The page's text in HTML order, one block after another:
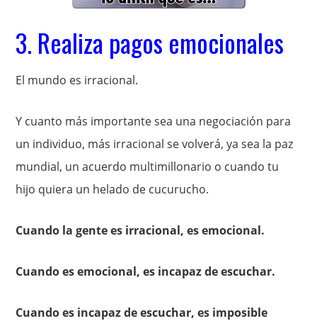
3. Realiza pagos emocionales
El mundo es irracional.
Y cuanto más importante sea una negociación para
un individuo, más irracional se volverá, ya sea la paz
mundial, un acuerdo multimillonario o cuando tu
hijo quiera un helado de cucurucho.
Cuando la gente es irracional, es emocional.
Cuando es emocional, es incapaz de escuchar.
Cuando es incapaz de escuchar, es imposible